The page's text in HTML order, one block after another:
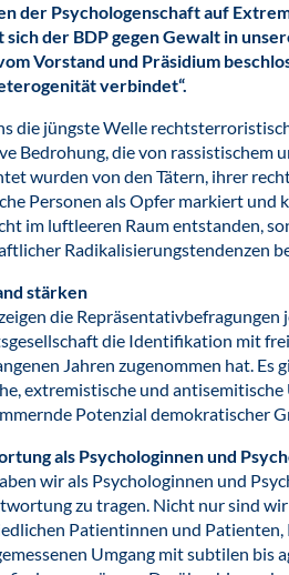
der Psychologenschaft auf
sich der BDP gegen Gewalt in
Vorstand und Präsidium
verbindet“.
die jüngste Welle
Bedrohung, die von rassistischem
wurden von den Tätern, ihrer
Personen als Opfer markiert und
im luftleeren Raum entstanden,
Radikalisierungstendenzen
stärken
die Repräsentativbefragungen
die Identifikation mit
Jahren zugenommen hat. Es
extremistische und
Potenzial demokratischer
als Psychologinnen und
wir als Psychologinnen und
zu tragen. Nicht nur sind
Patientinnen und
Umgang mit subtilen